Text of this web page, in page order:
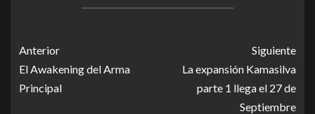
Anterior
El Awakening del Arma
Principal
Siguiente
La expansión Kamasilva
parte 1 llega el 27 de
Septiembre